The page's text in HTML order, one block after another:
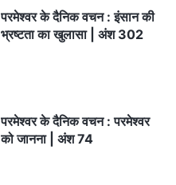
परमेश्वर के दैनिक वचन : इंसान की
भ्रष्टता का खुलासा | अंश 302
परमेश्वर के दैनिक वचन : परमेश्वर
को जानना | अंश 74